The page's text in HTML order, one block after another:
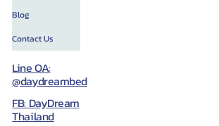
Blog
Contact Us
Line OA:
@daydreambed
FB: DayDream
Thailand